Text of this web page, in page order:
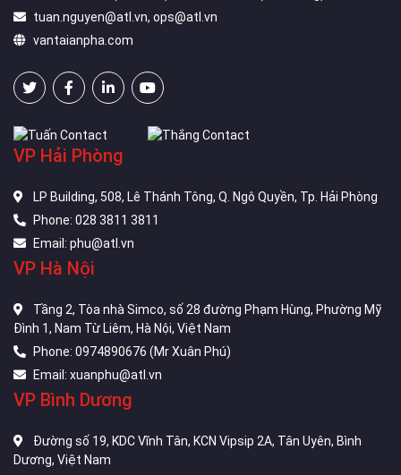
tuan.nguyen@atl.vn, ops@atl.vn
vantaianpha.com
VP Hải Phòng
LP Building, 508, Lê Thánh Tông, Q. Ngô Quyền, Tp. Hải Phòng
Phone: 028 3811 3811
Email: phu@atl.vn
VP Hà Nội
Tầng 2, Tòa nhà Simco, số 28 đường Phạm Hùng, Phường Mỹ
Đình 1, Nam Từ Liêm, Hà Nội, Việt Nam
Phone: 0974890676 (Mr Xuân Phú)
Email: xuanphu@atl.vn
VP Bình Dương
Đường số 19, KDC Vĩnh Tân, KCN Vipsip 2A, Tân Uyên, Bình
Dương, Việt Nam